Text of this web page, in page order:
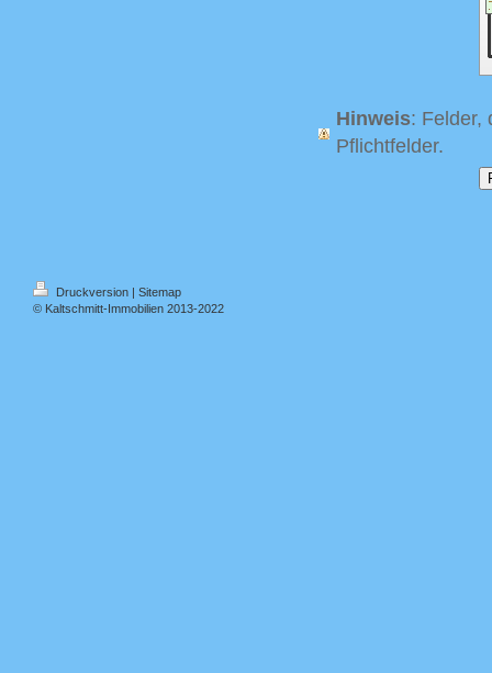
Hinweis :
Pflichtfelder.
Druckversion
Sitemap
© Kaltschmitt-Immobilien 2013-2022